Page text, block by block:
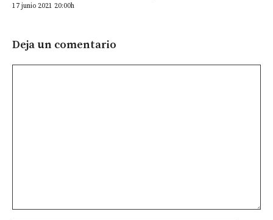
17 junio 2021 20:00h
Deja un comentario